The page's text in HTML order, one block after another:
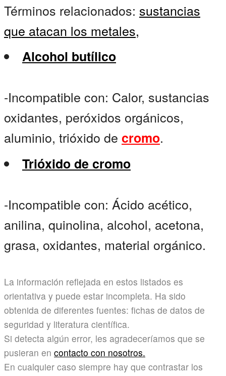
Términos relacionados: sustancias
que atacan los metales,
Alcohol butílico
-Incompatible con: Calor, sustancias
oxidantes, peróxidos orgánicos,
aluminio, trióxido de cromo.
Trióxido de cromo
-Incompatible con: Ácido acético,
anilina, quinolina, alcohol, acetona,
grasa, oxidantes, material orgánico.
La información reflejada en estos listados es
orientativa y puede estar incompleta. Ha sido
obtenida de diferentes fuentes: fichas de datos de
seguridad y literatura científica.
Si detecta algún error, les agradeceríamos que se
pusieran en contacto con nosotros.
En cualquier caso siempre hay que contrastar los